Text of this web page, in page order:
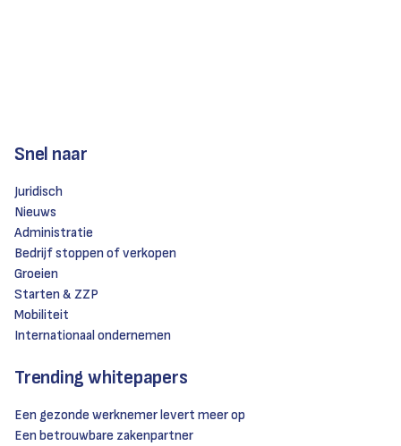
Snel naar
Juridisch
Nieuws
Administratie
Bedrijf stoppen of verkopen
Groeien
Starten & ZZP
Mobiliteit
Internationaal ondernemen
Trending whitepapers
Een gezonde werknemer levert meer op
Een betrouwbare zakenpartner